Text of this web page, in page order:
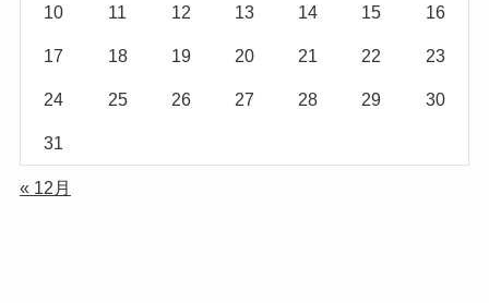
10 11 12 13 14 15 16
17 18 19 20 21 22 23
24 25 26 27 28 29 30
31
« 12月